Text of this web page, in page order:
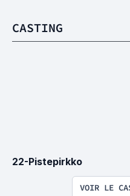
CASTING
22-Pistepirkko
VOIR LE